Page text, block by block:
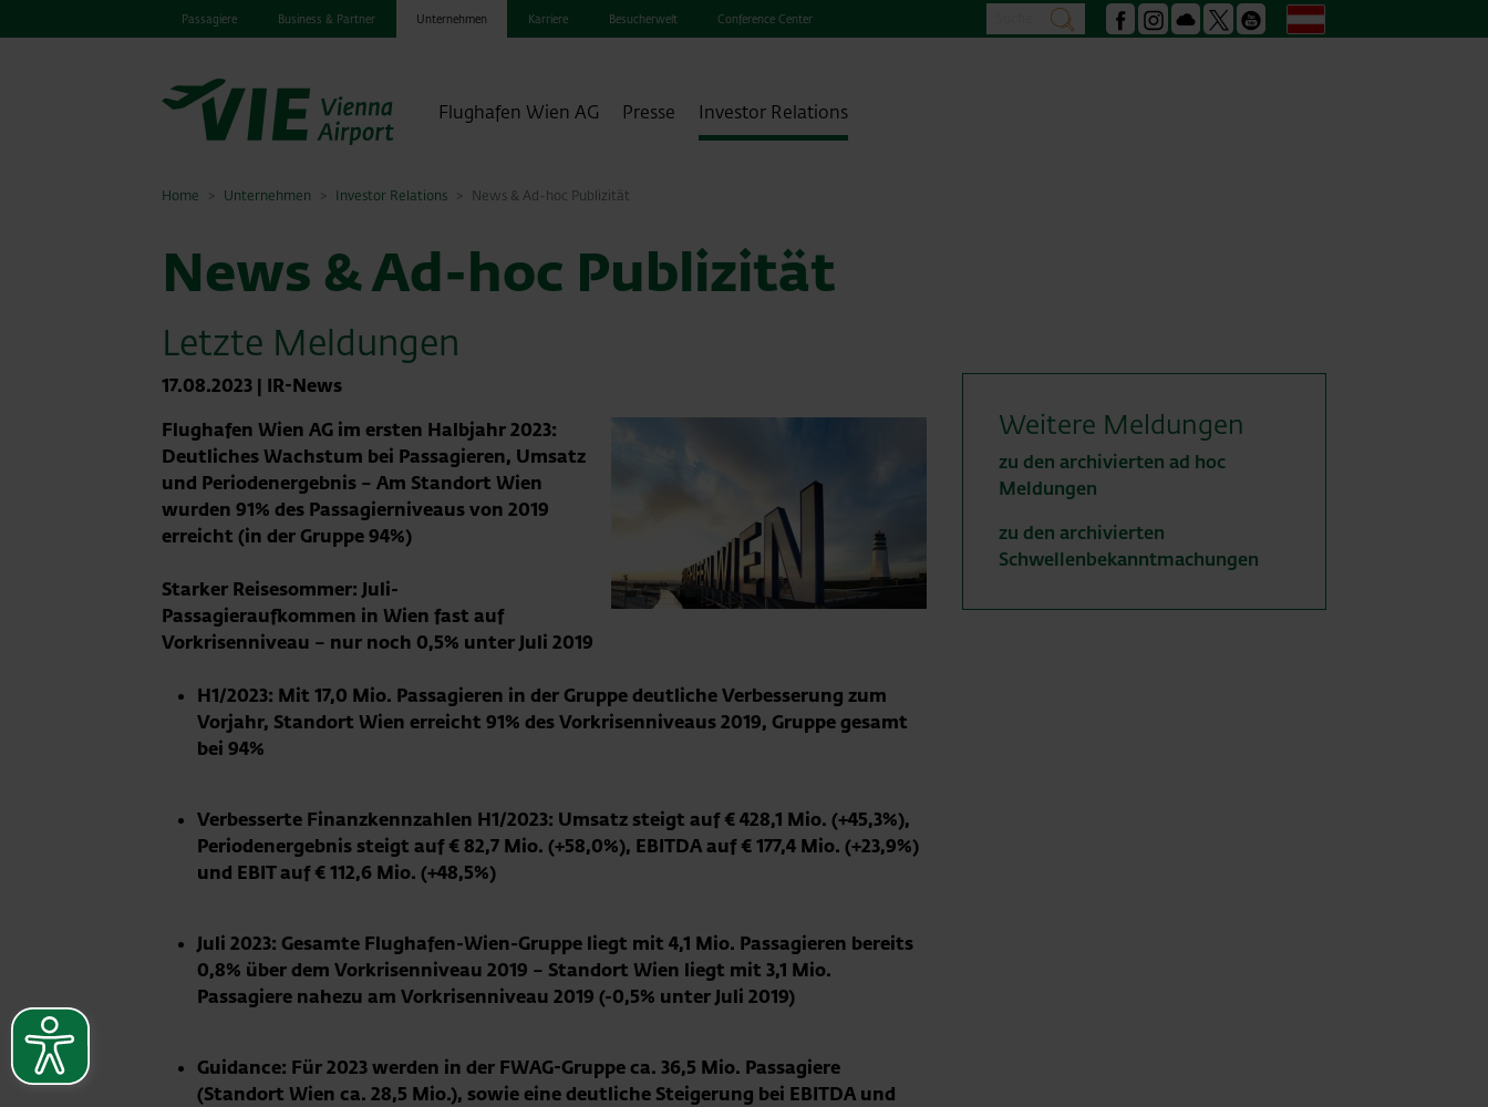
Passagiere Business & Partner Unternehmen Karriere Besucherwelt Conference Center suchen Facebook
Instagram
Podcast YoutubeDeutsch
Flughafen Wien AG Presse Investor Relations
Home Unternehmen Investor Relations News & Ad-hoc Publizität
News & Ad-hoc Publizität
Letzte Meldungen
17.08.2023 | IR-News
Flughafen Wien AG im ersten Halbjahr 2023:
Deutliches Wachstum bei Passagieren, Umsatz
und Periodenergebnis – Am Standort Wien
wurden 91% des Passagierniveaus von 2019
erreicht (in der Gruppe 94%)
Starker Reisesommer: Juli-
Passagieraufkommen in Wien fast auf
Vorkrisenniveau – nur noch 0,5% unter Juli 2019
H1/2023: Mit 17,0 Mio. Passagieren in der Gruppe deutliche Verbesserung zum
Vorjahr, Standort Wien erreicht 91% des Vorkrisenniveaus 2019, Gruppe gesamt
bei 94%
Verbesserte Finanzkennzahlen H1/2023: Umsatz steigt auf € 428,1 Mio. (+45,3%),
Periodenergebnis steigt auf € 82,7 Mio. (+58,0%), EBITDA auf € 177,4 Mio. (+23,9%)
und EBIT auf € 112,6 Mio. (+48,5%)
Juli 2023: Gesamte Flughafen-Wien-Gruppe liegt mit 4,1 Mio. Passagieren bereits
0,8% über dem Vorkrisenniveau 2019 – Standort Wien liegt mit 3,1 Mio.
Passagiere nahezu am Vorkrisenniveau 2019 (-0,5% unter Juli 2019)
Guidance: Für 2023 werden in der FWAG-Gruppe ca. 36,5 Mio. Passagiere
(Standort Wien ca. 28,5 Mio.), sowie eine deutliche Steigerung bei EBITDA und
Weitere Meldungen
zu den archivierten ad hoc
Meldungen
zu den archivierten
Schwellenbekanntmachungen